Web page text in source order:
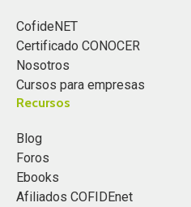
CofideNET
Certificado CONOCER
Nosotros
Cursos para empresas
Recursos
Blog
Foros
Ebooks
Afiliados COFIDEnet